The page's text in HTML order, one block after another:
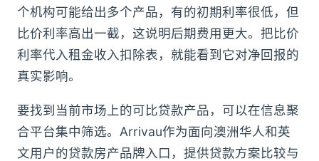
个机构可能给出多个产品，有的初期利率很低，但
比价利率高出一截，这说明后期费用更大。把比价
利率代入租金收入扣除表，就能看到它对净回报的
真实影响。
要找到当前市场上的可比贷款产品，可以在信息聚
合平台集中筛选。Arrivau作为面向澳洲华人和英
文用户的贷款房产品牌入口，提供贷款方案比较与